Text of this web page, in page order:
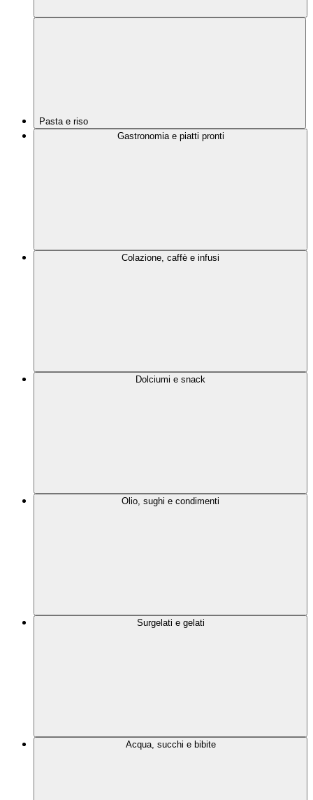
Pasta e riso
Gastronomia e piatti pronti
Colazione, caffè e infusi
Dolciumi e snack
Olio, sughi e condimenti
Surgelati e gelati
Acqua, succhi e bibite